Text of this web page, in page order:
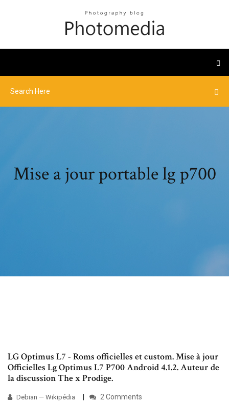
Mise a jour portable lg p700
LG Optimus L7 - Roms officielles et custom. Mise à jour
Officielles Lg Optimus L7 P700 Android 4.1.2. Auteur de
la discussion The x Prodige.
Debian — Wikipédia 2 Comments